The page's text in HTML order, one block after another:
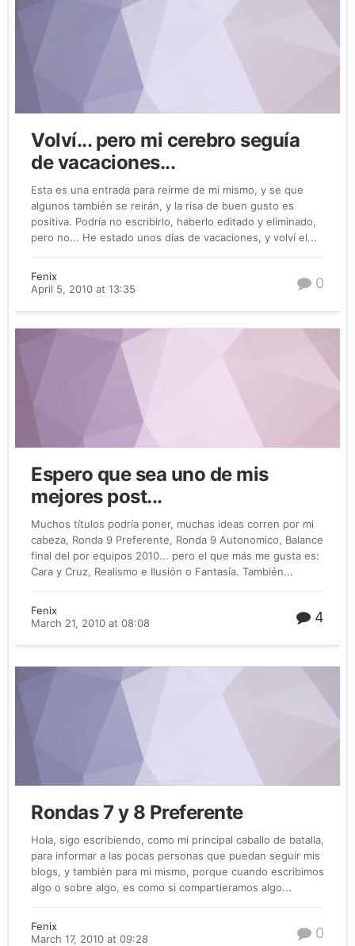
Volví... pero mi cerebro seguía
de vacaciones...
Esta es una entrada para reírme de mi mismo, y se que
algunos también se reirán, y la risa de buen gusto es
positiva. Podría no escribirlo, haberlo editado y eliminado,
pero no... He estado unos días de vacaciones, y volví el...
Fenix
April 5, 2010 at 13:35
0
Espero que sea uno de mis
mejores post...
Muchos títulos podría poner, muchas ideas corren por mi
cabeza, Ronda 9 Preferente, Ronda 9 Autonomico, Balance
final del por equipos 2010... pero el que más me gusta es:
Cara y Cruz, Realismo e Ilusión o Fantasía. También...
Fenix
March 21, 2010 at 08:08
4
Rondas 7 y 8 Preferente
Hola, sigo escribiendo, como mi principal caballo de batalla,
para informar a las pocas personas que puedan seguir mis
blogs, y también para mi mismo, porque cuando escribimos
algo o sobre algo, es como si compartieramos algo...
Fenix
March 17, 2010 at 09:28
0